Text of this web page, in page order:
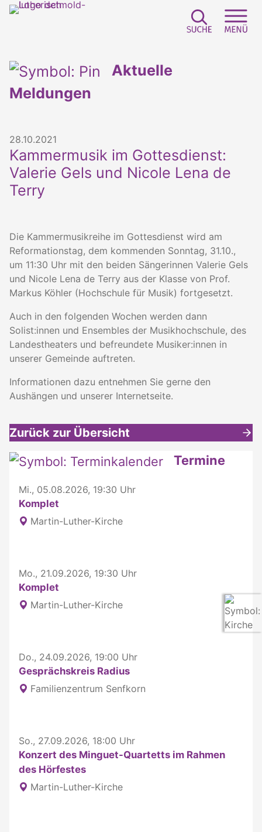
Aktuelle
Meldungen
28.10.2021
Kammermusik im Gottesdienst:
Valerie Gels und Nicole Lena de
Terry
Die Kammermusikreihe im Gottesdienst wird am
Reformationstag, dem kommenden Sonntag, 31.10.,
um 11:30 Uhr mit den beiden Sängerinnen Valerie Gels
und Nicole Lena de Terry aus der Klasse von Prof.
Markus Köhler (Hochschule für Musik) fortgesetzt.
Auch in den folgenden Wochen werden dann
Solist:innen und Ensembles der Musikhochschule, des
Landestheaters und befreundete Musiker:innen in
unserer Gemeinde auftreten.
Informationen dazu entnehmen Sie gerne den
Aushängen und unserer Internetseite.
Zurück zur Übersicht
Weitere interessante Inhalte Termine
Mi., 05.08.2026, 19:30 Uhr
Komplet
Martin-Luther-Kirche
Mo., 21.09.2026, 19:30 Uhr
Komplet
Martin-Luther-Kirche
Do., 24.09.2026, 19:00 Uhr
Gesprächskreis Radius
Familienzentrum Senfkorn
So., 27.09.2026, 18:00 Uhr
Konzert des Minguet-Quartetts im Rahmen
des Hörfestes
Martin-Luther-Kirche